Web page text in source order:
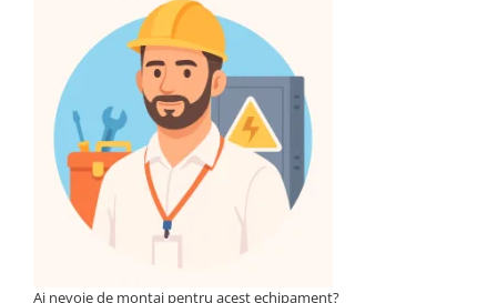
Invertoare
Microinvertoare
Fronius
Accesorii Fronius
Invertoare Hibride Fronius
Invertoare On-Grid Fronius
Statii de reincarcare Fronius
HUAWEI
Ai nevoie de montaj pentru acest echipament?